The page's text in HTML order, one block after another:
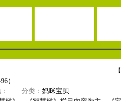
【
）
分类： 妈咪宝贝